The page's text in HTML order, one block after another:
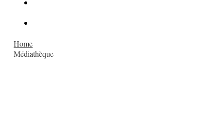
Home
Médiathèque